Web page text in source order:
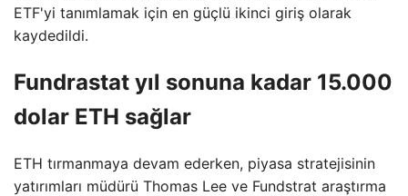
ETF'yi tanımlamak için en güçlü ikinci giriş olarak
kaydedildi.
Fundrastat yıl sonuna kadar 15.000
dolar ETH sağlar
ETH tırmanmaya devam ederken, piyasa stratejisinin
yatırımları müdürü Thomas Lee ve Fundstrat araştırma